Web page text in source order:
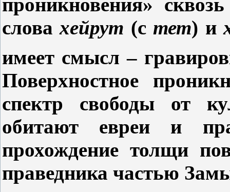
проникновения»
словахейрут (с тет) и
имеет смысл –
Поверхностное
спектр свободы от
обитают евреи и
прохождение толщи
праведника частью